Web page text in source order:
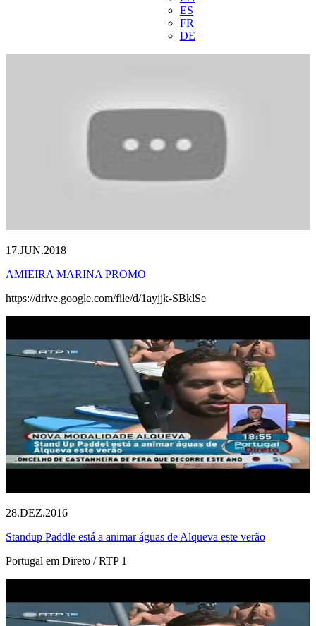
ES
FR
DE
17.JUN.2018
AMIEIRA MARINA PROMO
https://drive.google.com/file/d/1ayjjk-SBklSe
28.DEZ.2016
Standup Paddle está a animar águas de Alqueva este verão
Portugal em Direto / RTP 1